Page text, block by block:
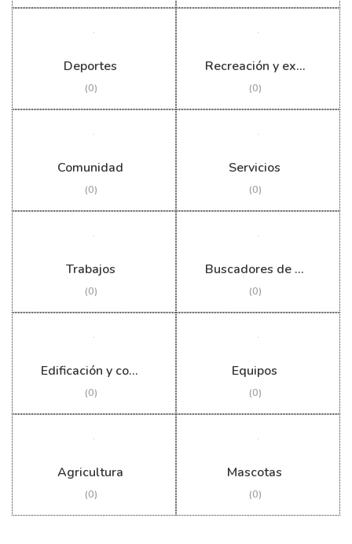
Deportes
(0)
Recreación y exteriores
(0)
Comunidad
(0)
Servicios
(0)
Trabajos
(0)
Buscadores de empleo
(0)
Edificación y construcción
(0)
Equipos
(0)
Agricultura
(0)
Mascotas
(0)